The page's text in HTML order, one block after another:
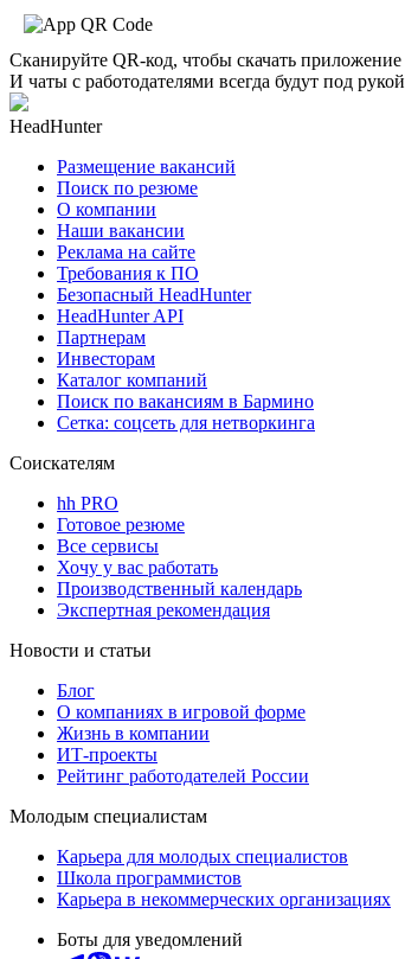
Сканируйте QR-код, чтобы скачать приложение
И чаты с работодателями всегда будут под рукой
HeadHunter
Размещение вакансий
Поиск по резюме
О компании
Наши вакансии
Реклама на сайте
Требования к ПО
Безопасный HeadHunter
HeadHunter API
Партнерам
Инвесторам
Каталог компаний
Поиск по вакансиям в Бармино
Сетка: соцсеть для нетворкинга
Соискателям
hh PRO
Готовое резюме
Все сервисы
Хочу у вас работать
Производственный календарь
Экспертная рекомендация
Новости и статьи
Блог
О компаниях в игровой форме
Жизнь в компании
ИТ-проекты
Рейтинг работодателей России
Молодым специалистам
Карьера для молодых специалистов
Школа программистов
Карьера в некоммерческих организациях
Боты для уведомлений